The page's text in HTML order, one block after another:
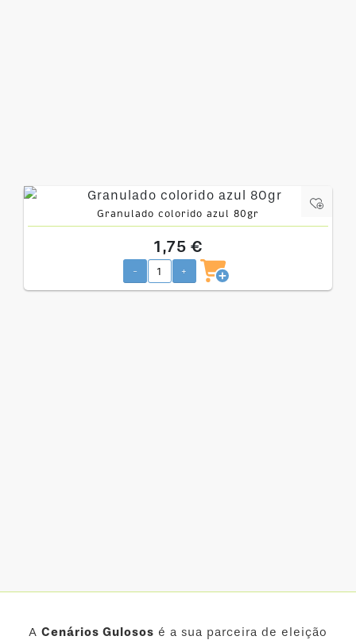
Granulado colorido azul 80gr
1,75 €
- +
A Cenários Gulosos é a sua parceira de eleição